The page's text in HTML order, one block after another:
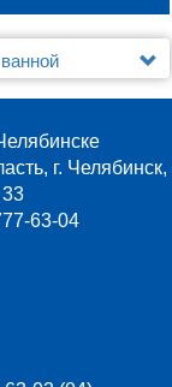
г. Челябинск,
63-04